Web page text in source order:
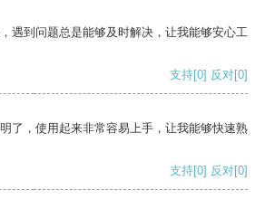
遇到问题总是能够及时解决，让我能够安心工
支持[0] 反对[0]
了，使用起来非常容易上手，让我能够快速熟
支持[0] 反对[0]